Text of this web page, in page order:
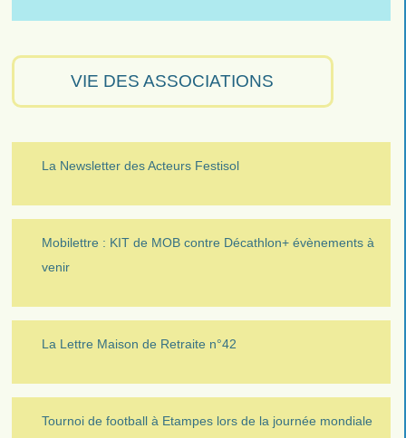
VIE DES ASSOCIATIONS
La Newsletter des Acteurs Festisol
Mobilettre : KIT de MOB contre Décathlon+ évènements à
venir
La Lettre Maison de Retraite n°42
Tournoi de football à Etampes lors de la journée mondiale